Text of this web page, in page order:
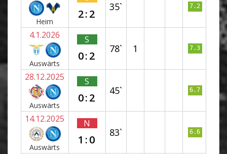
Heim
2:2
35` 7.2
4.1.2026
Auswärts
S
0:2
78` 1 7.3
28.12.2025
Auswärts
S
0:2
45` 6.7
14.12.2025
Auswärts
N
1:0
83` 6.6